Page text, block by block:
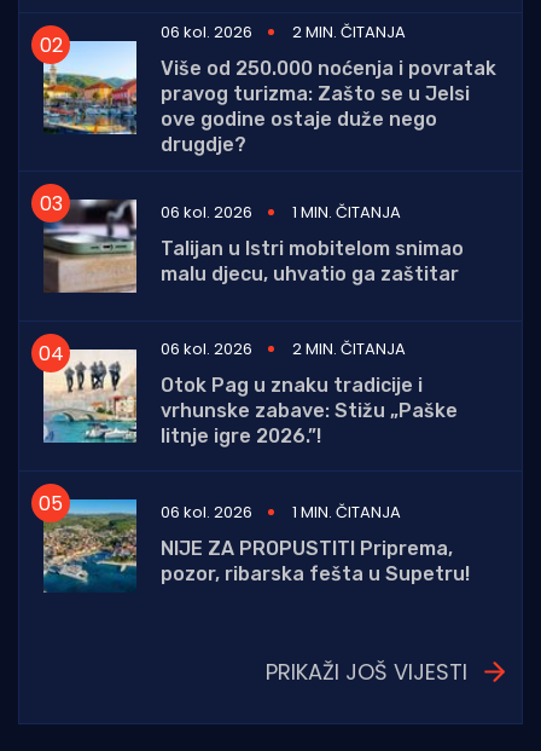
06 kol. 2026
2 MIN. ČITANJA
Više od 250.000 noćenja i povratak
pravog turizma: Zašto se u Jelsi
ove godine ostaje duže nego
drugdje?
06 kol. 2026
1 MIN. ČITANJA
Talijan u Istri mobitelom snimao
malu djecu, uhvatio ga zaštitar
06 kol. 2026
2 MIN. ČITANJA
Otok Pag u znaku tradicije i
vrhunske zabave: Stižu „Paške
litnje igre 2026.”!
06 kol. 2026
1 MIN. ČITANJA
NIJE ZA PROPUSTITI Priprema,
pozor, ribarska fešta u Supetru!
PRIKAŽI JOŠ VIJESTI